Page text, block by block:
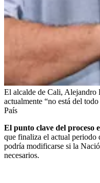
El alcalde de Cali, Alejandro
actualmente “no está del
País
El punto clave del proceso
que finaliza el actual periodo
podría modificarse si la
necesarios.